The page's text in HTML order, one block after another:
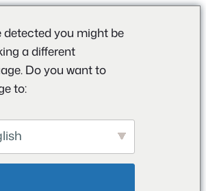
detected you might be
a different
Do you want to
to: